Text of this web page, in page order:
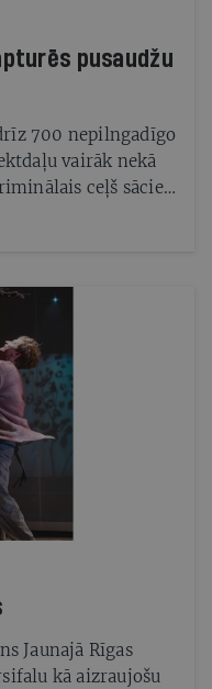
pusaudžu
700 nepilngadīgo
vairāk nekā
ceļš sācies
laupīšanām. Taču
Jaunajā Rīgas
kā aizraujošu